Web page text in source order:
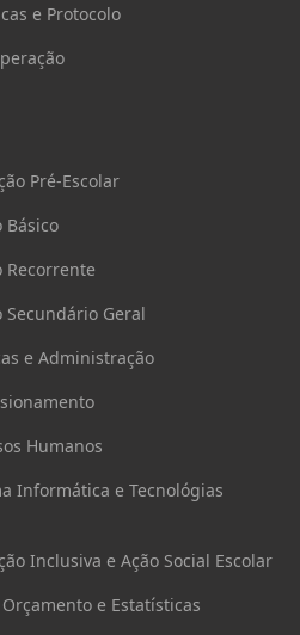
e Protocolo
Pré-Escolar
Básico
Recorrente
Secundário Geral
e Administração
Humanos
Informática e Tecnológias
Inclusiva e Ação Social Escolar
e Estatísticas